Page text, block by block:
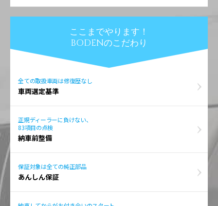
ここまでやります！
BODENのこだわり
全ての取扱車両は修復歴なし
車両選定基準
正規ディーラーに負けない、
83項目の点検
納車前整備
保証対象は全ての純正部品
あんしん保証